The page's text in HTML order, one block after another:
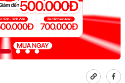
Ốp lưng Pitaka
Ốp lưng Apple
Cốc sạc Apple